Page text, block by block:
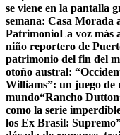
se viene en la pantalla
semana: Casa Morada
PatrimonioLa voz más
niño reportero de
patrimonio del fin del
otoño austral:
Williams”: un juego de
mundo“Rancho
como la serie
los Ex Brasil: